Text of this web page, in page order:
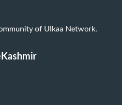
of Ulkaa Network.